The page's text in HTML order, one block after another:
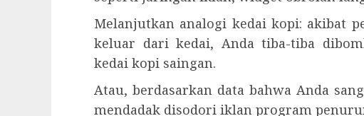
Melanjutkan analogi kedai kopi: akibat
keluar dari kedai, Anda tiba-tiba
kedai kopi saingan.
Atau, berdasarkan data bahwa Anda
mendadak disodori iklan program